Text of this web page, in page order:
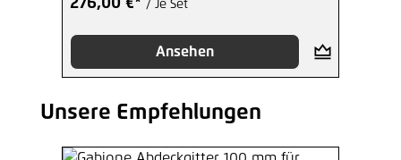
276,00 €* / Je Set
Ansehen
Produktgalerie überspringen
Unsere Empfehlungen